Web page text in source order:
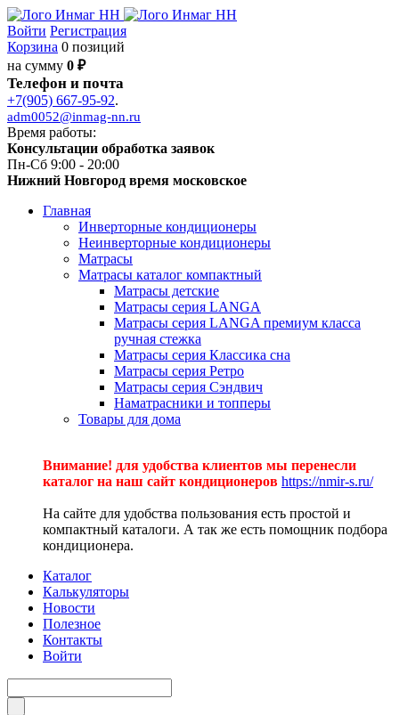
Войти Регистрация
Корзина 0 позиций
на сумму 0 ₽
Телефон и почта
+7(905) 667-95-92.
adm0052@inmag-nn.ru
Время работы:
Консультации обработка заявок
Пн-Сб 9:00 - 20:00
Нижний Новгород время московское
Главная
Инверторные кондиционеры
Неинверторные кондиционеры
Матрасы
Матрасы каталог компактный
Матрасы детские
Матрасы серия LANGA
Матрасы серия LANGA премиум класса
ручная стежка
Матрасы серия Классика сна
Матрасы серия Ретро
Матрасы серия Сэндвич
Наматрасники и топперы
Товары для дома
Внимание! для удобства клиентов мы перенесли
каталог на наш сайт кондиционеров https://nmir-s.ru/
На сайте для удобства пользования есть простой и
компактный каталоги. А так же есть помощник подбора
кондиционера.
Каталог
Калькуляторы
Новости
Полезное
Контакты
Войти